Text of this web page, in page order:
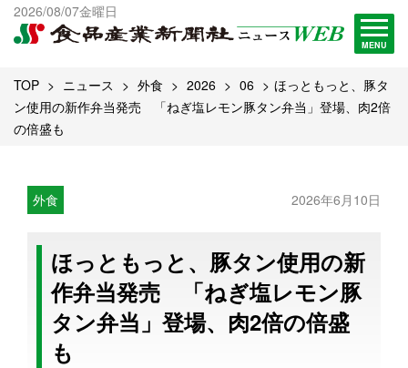
2026/08/07金曜日
MENU
出版物一覧へ
試読・購読申し込み
TOP ニュース 外食 2026 06
ほっともっと、豚タ
ン使用の新作弁当発売 「ねぎ塩レモン豚タン弁当」登場、肉2倍
の倍盛も
外食 2026年6月10日
ほっともっと、豚タン使用の新
作弁当発売 「ねぎ塩レモン豚
タン弁当」登場、肉2倍の倍盛
も